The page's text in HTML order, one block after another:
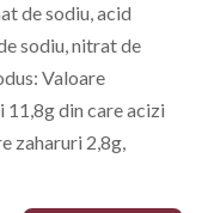
de sodiu, acid
sodiu, nitrat de
Valoare
din care acizi
zaharuri 2,8g,